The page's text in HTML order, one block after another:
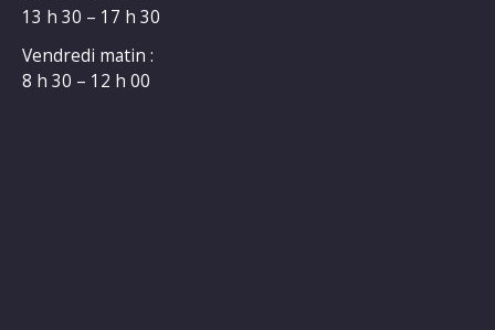
13 h 30 – 17 h 30
Vendredi matin :
8 h 30 – 12 h 00